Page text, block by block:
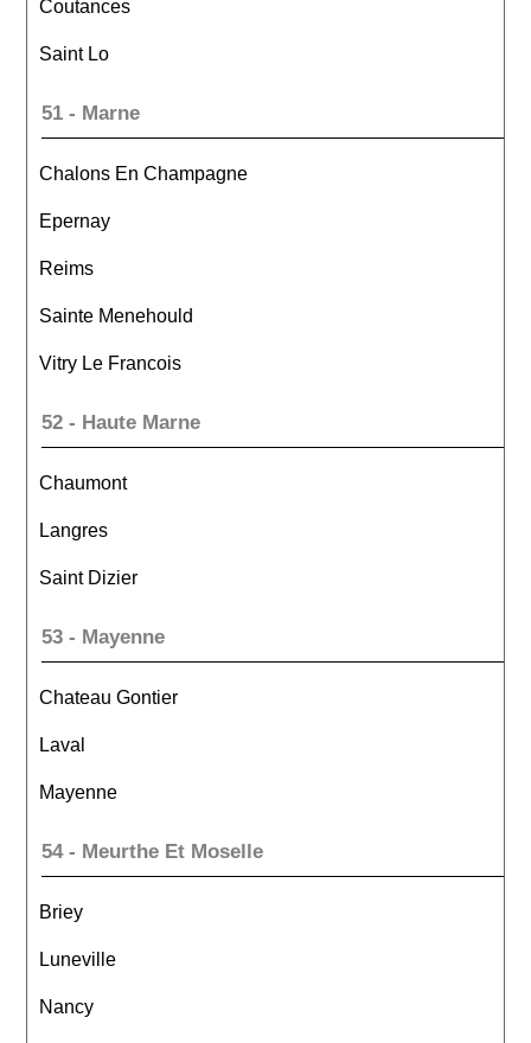
Coutances
Saint Lo
51 - Marne
Chalons En Champagne
Epernay
Reims
Sainte Menehould
Vitry Le Francois
52 - Haute Marne
Chaumont
Langres
Saint Dizier
53 - Mayenne
Chateau Gontier
Laval
Mayenne
54 - Meurthe Et Moselle
Briey
Luneville
Nancy